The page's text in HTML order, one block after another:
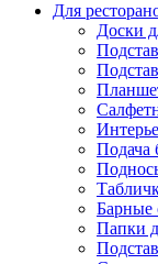
Для
Доски
Подача
Барные
Папки